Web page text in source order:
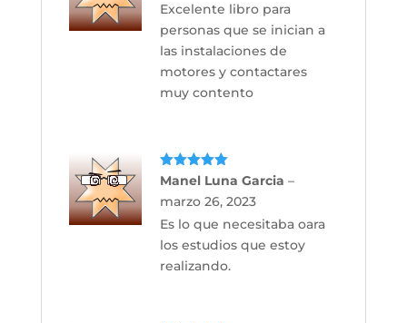
Excelente libro para
personas que se inician a
las instalaciones de
motores y contactares
muy contento
Valorado
Manel Luna Garcia –
marzo 26, 2023
Es lo que necesitaba oara
los estudios que estoy
realizando.